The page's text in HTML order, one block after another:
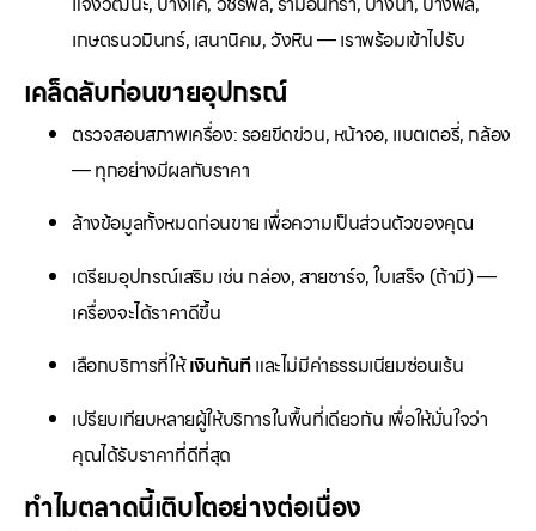
เกษตรนวมินทร์, เสนานิคม, วังหิน — เราพร้อมเข้าไปรับ
เคล็ดลับก่อนขายอุปกรณ์
ตรวจสอบสภาพเครื่อง: รอยขีดข่วน, หน้าจอ, แบตเตอรี่, กล้อง
— ทุกอย่างมีผลกับราคา
ล้างข้อมูลทั้งหมดก่อนขาย เพื่อความเป็นส่วนตัวของคุณ
เตรียมอุปกรณ์เสริม เช่น กล่อง, สายชาร์จ, ใบเสร็จ (ถ้ามี) —
เครื่องจะได้ราคาดีขึ้น
เลือกบริการที่ให้เงินทันทีและไม่มีค่าธรรมเนียมซ่อนเร้น
เปรียบเทียบหลายผู้ให้บริการในพื้นที่เดียวกัน เพื่อให้มั่นใจว่า
คุณได้รับราคาที่ดีที่สุด
ทำไมตลาดนี้เติบโตอย่างต่อเนื่อง